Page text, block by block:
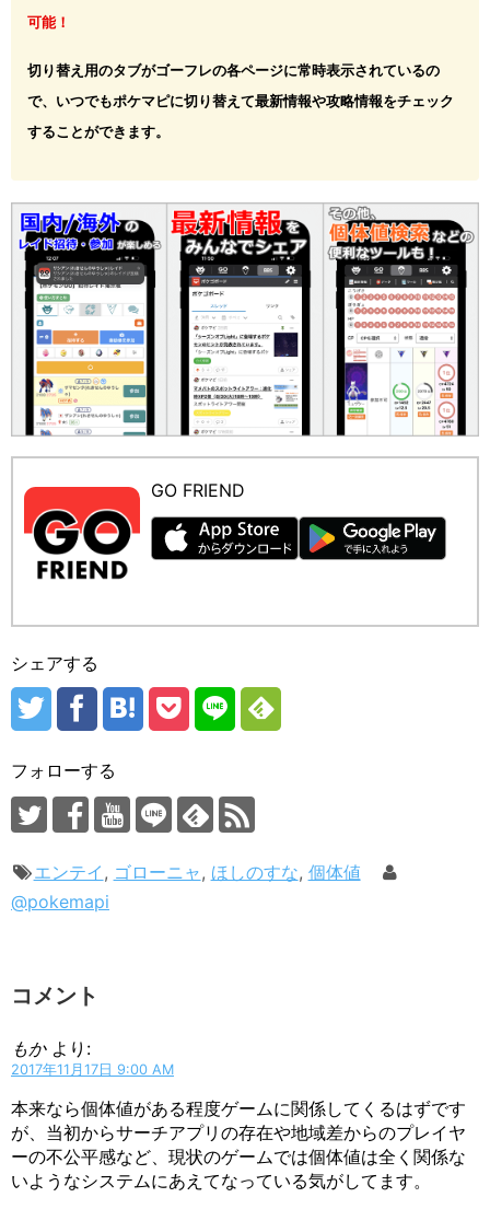
可能！
切り替え用のタブがゴーフレの各ページに常時表示されているの
で、いつでもポケマピに切り替えて最新情報や攻略情報をチェック
することができます。
GO FRIEND
シェアする
フォローする
エンテイ , ゴローニャ, ほしのすな, 個体値
@pokemapi
コメント
もか より:
2017年11月17日 9:00 AM
本来なら個体値がある程度ゲームに関係してくるはずです
が、当初からサーチアプリの存在や地域差からのプレイヤ
ーの不公平感など、現状のゲームでは個体値は全く関係な
いようなシステムにあえてなっている気がしてます。